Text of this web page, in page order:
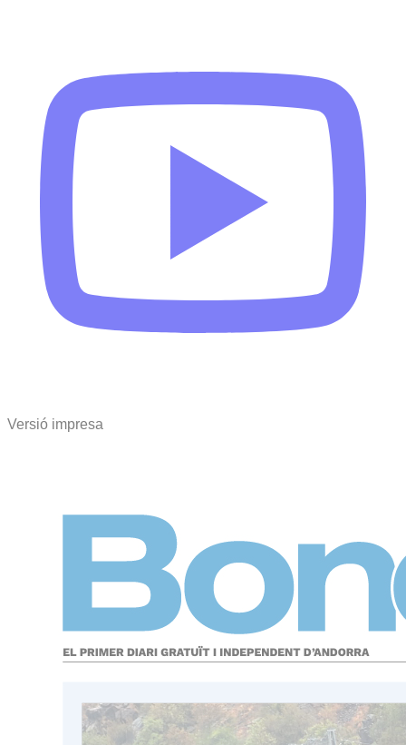
Versió impresa